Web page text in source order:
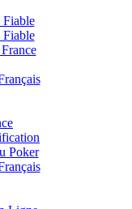
Poker